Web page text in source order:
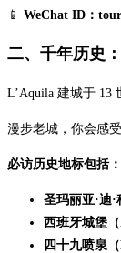
📱 WeChat ID：
二、千年历史
L’Aquila 建城于 13
漫步老城，你会感
必访历史地标包括：
圣玛丽亚·迪
西班牙城堡（
四十九喷泉